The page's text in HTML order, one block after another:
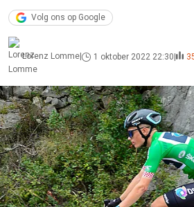
Volg ons op Google
Lorenz Lomme 1 oktober 2022 22:30